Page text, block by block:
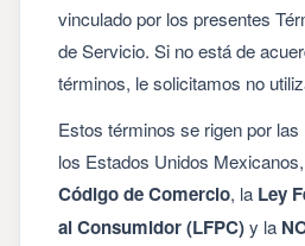
vinculado por los presentes
de Servicio. Si no está de
términos, le solicitamos no
Estos términos se rigen por
los Estados Unidos
Código de Comercio, la Ley
al Consumidor (LFPC)y la